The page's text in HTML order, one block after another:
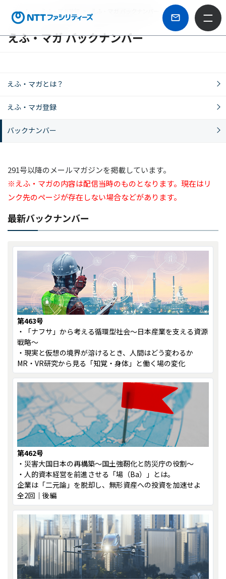
ホーム
えふ・マガ バックナンバー
えふ・マガとは？
えふ・マガ登録
バックナンバー
291号以降のメールマガジンを掲載しています。
※えふ・マガの内容は配信当時のものとなります。現在はリ
ンク先のページが存在しない場合などがあります。
最新バックナンバー
第463号
・「ナフサ」から考える循環型社会～日本産業を支える資源
戦略～
・現実と仮想の境界が溶けるとき、人間はどう変わるか ――
MR・VR研究から見る「知覚・身体」と働く場の変化
第462号
・災害大国日本の再構築～国土強靭化と防災庁の役割～
・人的資本経営を前進させる「場（Ba）」とは。
企業は「二元論」を脱却し、無形資産への投資を加速せよ
全2回｜後編